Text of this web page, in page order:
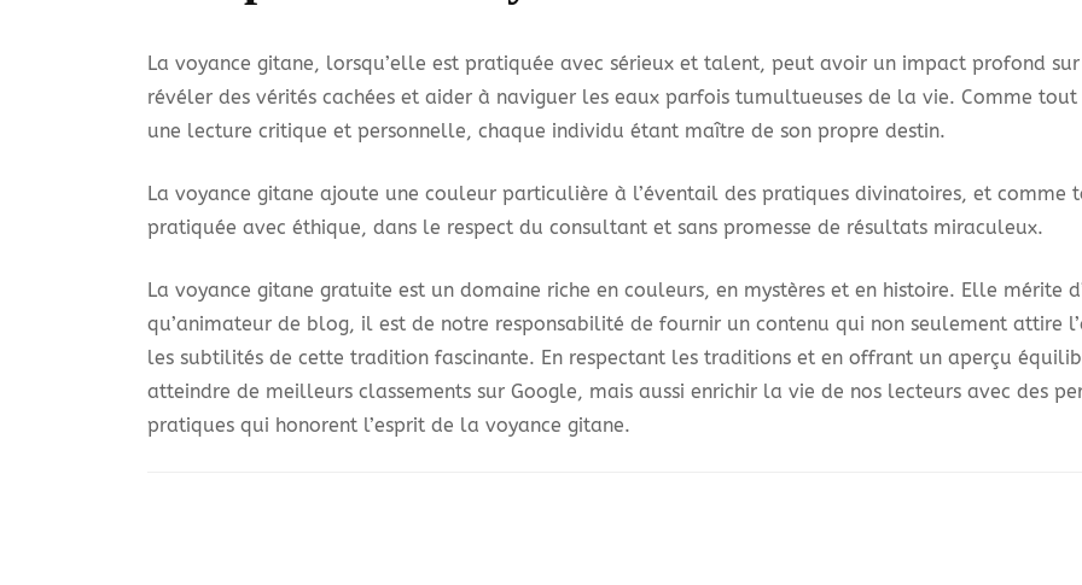
La voyance gitane, lorsqu’elle est pratiquée avec sérieux et talent, peut avoir un impact profond
révéler des vérités cachées et aider à naviguer les eaux parfois tumultueuses de la vie. Comme
une lecture critique et personnelle, chaque individu étant maître de son propre destin.
La voyance gitane ajoute une couleur particulière à l’éventail des pratiques divinatoires, et comme
pratiquée avec éthique, dans le respect du consultant et sans promesse de résultats miraculeux.
La voyance gitane gratuite est un domaine riche en couleurs, en mystères et en histoire. Elle mérite
qu’animateur de blog, il est de notre responsabilité de fournir un contenu qui non seulement attire
les subtilités de cette tradition fascinante. En respectant les traditions et en offrant un aperçu
atteindre de meilleurs classements sur Google, mais aussi enrichir la vie de nos lecteurs avec des
pratiques qui honorent l’esprit de la voyance gitane.